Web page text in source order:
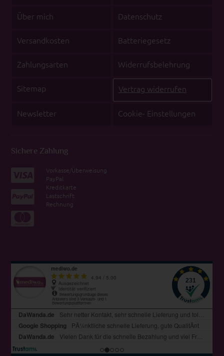
Über mich Datenschutz
Versandkosten Batteriegesetz
Zahlungsarten Widerrufsbelehrung
Sitemap Vertrag widerrufen
Newsletter Cookie- Einstellungen
Sichere Zahlung
Vorkasse/Überweisung
PayPal
Kreditkarte
Lastschrift
Rechnung